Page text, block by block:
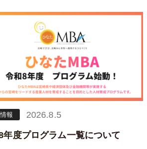
報 2026.8.5
年度プログラム一覧について